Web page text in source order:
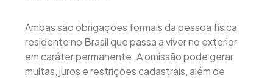
Ambas são obrigações formais da pessoa física
residente no Brasil que passa a viver no exterior
em caráter permanente. A omissão pode gerar
multas, juros e restrições cadastrais, além de